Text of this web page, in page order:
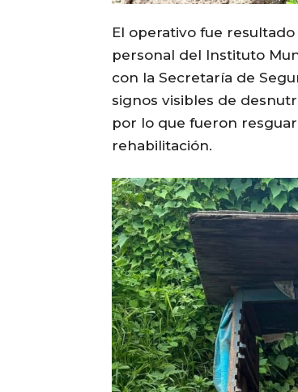
El operativo fue
personal del Instituto
con la Secretaría de
signos visibles de
por lo que fueron
rehabilitación.